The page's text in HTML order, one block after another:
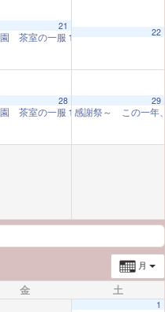
21
茶室の一服 10:00 AM 22
28
茶室の一服 10:00 AM
29
感謝祭～ この一年
月
金 土
1